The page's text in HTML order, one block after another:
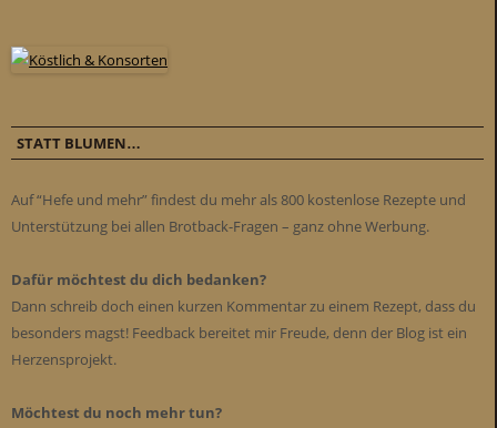
STATT BLUMEN…
Auf “Hefe und mehr” findest du mehr als 800 kostenlose Rezepte und
Unterstützung bei allen Brotback-Fragen – ganz ohne Werbung.
Dafür möchtest du dich bedanken?
Dann schreib doch einen kurzen Kommentar zu einem Rezept, dass du
besonders magst! Feedback bereitet mir Freude, denn der Blog ist ein
Herzensprojekt.
Möchtest du noch mehr tun?